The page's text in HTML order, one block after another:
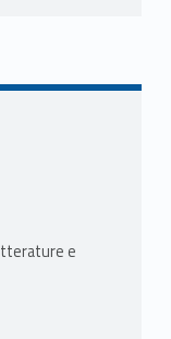
- SSD : e